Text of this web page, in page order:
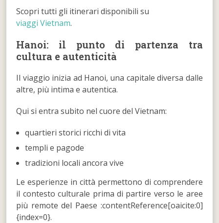
Scopri tutti gli itinerari disponibili su
viaggi Vietnam.
Hanoi: il punto di partenza tra
cultura e autenticità
Il viaggio inizia ad Hanoi, una capitale diversa dalle
altre, più intima e autentica.
Qui si entra subito nel cuore del Vietnam:
quartieri storici ricchi di vita
templi e pagode
tradizioni locali ancora vive
Le esperienze in città permettono di comprendere
il contesto culturale prima di partire verso le aree
più remote del Paese :contentReference[oaicite:0]
{index=0}.